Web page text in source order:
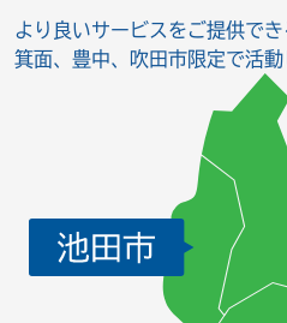
より良いサービスをご提供でき
箕面、豊中、吹田市限定で活動